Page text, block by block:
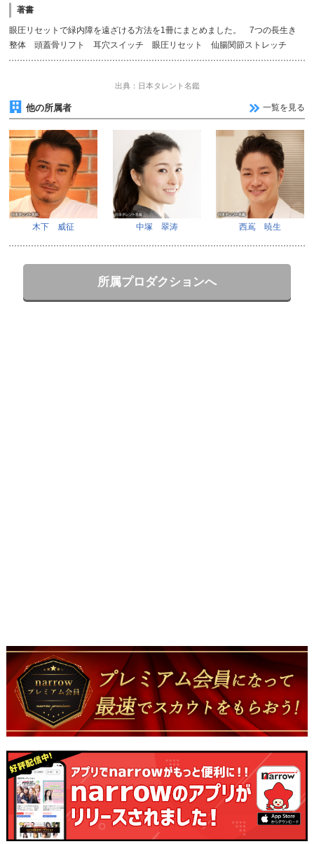
著書
眼圧リセットで緑内障を遠ざける方法を1冊にまとめました。 7つの長生き
整体 頭蓋骨リフト 耳穴スイッチ 眼圧リセット 仙腸関節ストレッチ
出典：日本タレント名鑑
他の所属者 一覧を見る
木下 威征 中塚 翠涛 西嶌 暁生
所属プロダクションへ